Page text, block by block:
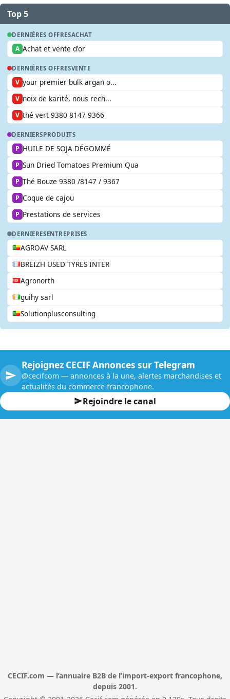
Top 5
DERNIÈRES OFFRESACHAT
A Achat et vente d'or
DERNIÈRES OFFRESVENTE
V your premier bulk argan o...
V noix de karité, nous rech...
V thé vert 9380 8147 9366
DERNIERSPRODUITS
P HUILE DE SOJA DÉGOMMÉ
P Sun Dried Tomatoes Premium Qua
P Thé Bouze 9380 /8147 / 9367
P Coque de cajou
P Prestations de services
DERNIERESENTREPRISES
AGROAV SARL
BREIZH USED TYRES INTER
Agronorth
guihy sarl
Solutionplusconsulting
Rejoignez CECIF Annonces sur Telegram
@cecifcom — annonces à la une, alertes marchandises et
actualités du commerce francophone.
Rejoindre le canal
CECIF.com — l’annuaire B2B de l’import-export francophone,
depuis 2001.